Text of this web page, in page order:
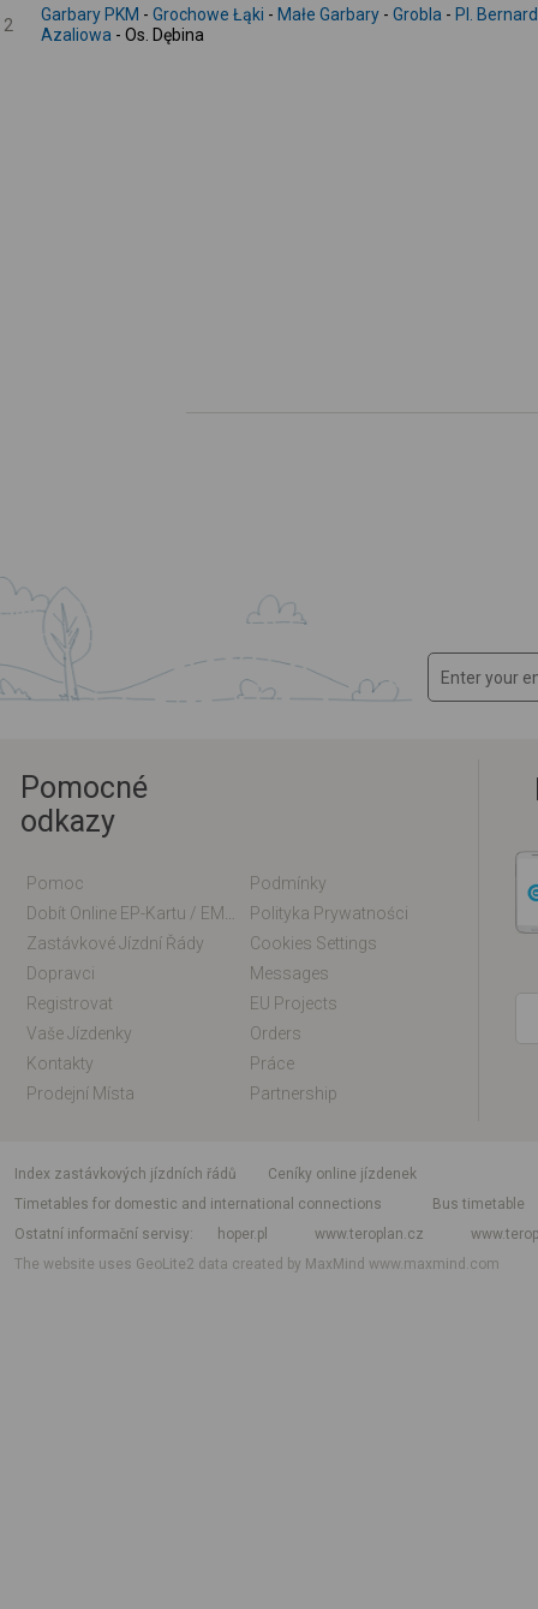
2
Garbary PKM - Grochowe Łąki - Małe Garbary - Grobla - Pl.
Azaliowa - Os. Dębina
Pomocné
odkazy
Pomoc
Podmínky
Polityka Prywatności
Zastávkové Jízdní Řády
Cookies Settings
Dopravci
Messages
Registrovat
EU Projects
Vaše Jízdenky
Orders
Kontakty
Práce
Prodejní Místa
Partnership
index zastávkových jízdních řádů
Ceníky online jízdenek
Timetables for domestic and international connections
Bus timetable
Ostatní informační servisy
hoper.pl www.teroplan.cz
The website uses GeoLite2 data created by MaxMindwww.maxmind.com